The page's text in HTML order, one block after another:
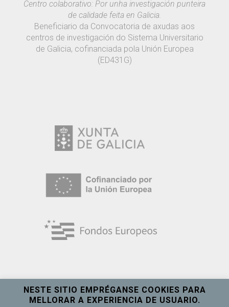
Centro colaborativo: Por unha investigación punteira
de calidade feita en Galicia.
Beneficiario da Convocatoria de axudas aos
centros de investigación do Sistema Universitario
de Galicia, cofinanciada pola Unión Europea
(ED431G)
NESTE SITIO EMPRÉGANSE COOKIES PARA
MELLORAR A EXPERIENCIA DE USUARIO.